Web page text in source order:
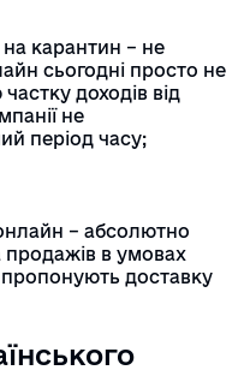
на карантин – не
сьогодні просто не
доходів від
не
період часу;
– абсолютно
продажів в умовах
пропонують доставку